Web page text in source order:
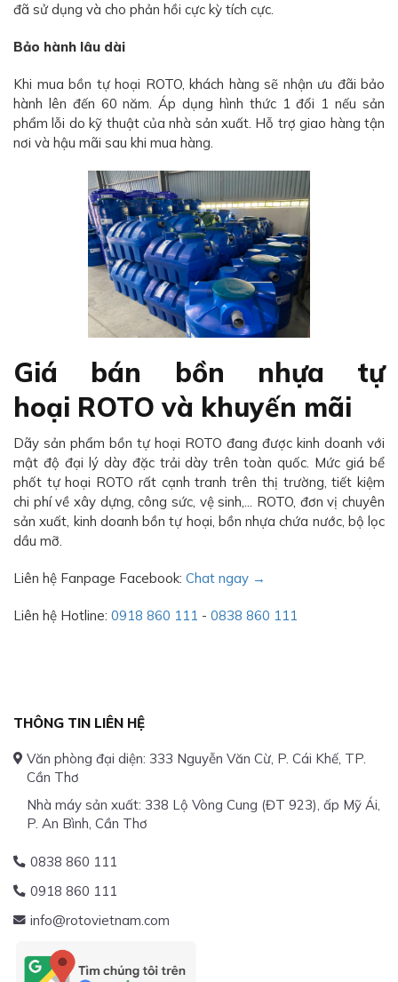
đã sử dụng và cho phản hồi cực kỳ tích cực.
Bảo hành lâu dài
Khi mua bồn tự hoại ROTO, khách hàng sẽ nhận ưu đãi bảo
hành lên đến 60 năm. Áp dụng hình thức 1 đổi 1 nếu sản
phẩm lỗi do kỹ thuật của nhà sản xuất. Hỗ trợ giao hàng tận
nơi và hậu mãi sau khi mua hàng.
Giá bán bồn nhựa tự
hoại ROTO và khuyến mãi
Dãy sản phẩm bồn tự hoại ROTO đang được kinh doanh với
mật độ đại lý dày đặc trải dày trên toàn quốc. Mức giá bể
phốt tự hoại ROTO rất cạnh tranh trên thị trường, tiết kiệm
chi phí về xây dựng, công sức, vệ sinh,... ROTO, đơn vị chuyên
sản xuất, kinh doanh bồn tự hoại, bồn nhựa chứa nước, bộ lọc
dầu mỡ.
Liên hệ Fanpage Facebook: Chat ngay →
Liên hệ Hotline: 0918 860 111 - 0838 860 111
THÔNG TIN LIÊN HỆ
Văn phòng đại diện: 333 Nguyễn Văn Cừ, P. Cái Khế, TP.
Cần Thơ
Nhà máy sản xuất: 338 Lộ Vòng Cung (ĐT 923), ấp Mỹ Ái,
P. An Bình, Cần Thơ
0838 860 111
0918 860 111
info@rotovietnam.com